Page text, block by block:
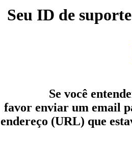
Seu ID de
Se você
favor enviar um email
endereço (URL) que